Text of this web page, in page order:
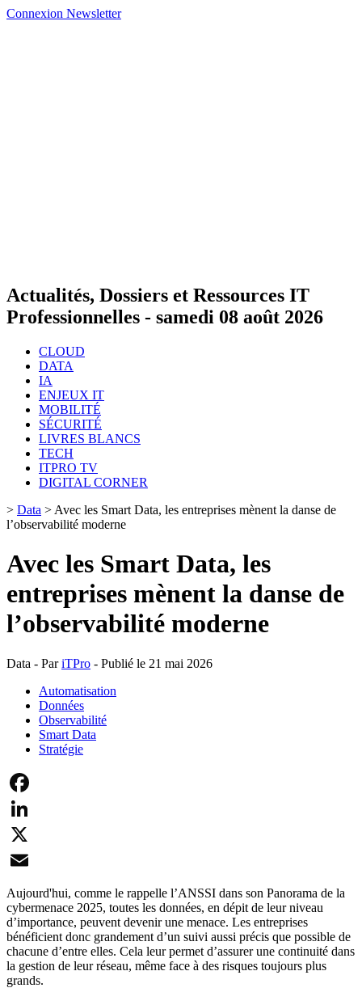
Connexion Newsletter
Actualités, Dossiers et Ressources IT
Professionnelles - samedi 08 août 2026
CLOUD
DATA
IA
ENJEUX IT
MOBILITÉ
SÉCURITÉ
LIVRES BLANCS
TECH
ITPRO TV
DIGITAL CORNER
> Data > Avec les Smart Data, les entreprises mènent la danse de
l’observabilité moderne
Avec les Smart Data, les
entreprises mènent la danse de
l’observabilité moderne
Data - PariTPro - Publié le 21 mai 2026
Automatisation
Données
Observabilité
Smart Data
Stratégie
Facebook
LinkedIn
X
Email
Aujourd'hui, comme le rappelle l’ANSSI dans son Panorama de la
cybermenace 2025, toutes les données, en dépit de leur niveau
d’importance, peuvent devenir une menace. Les entreprises
bénéficient donc grandement d’un suivi aussi précis que possible de
chacune d’entre elles. Cela leur permet d’assurer une continuité dans
la gestion de leur réseau, même face à des risques toujours plus
grands.